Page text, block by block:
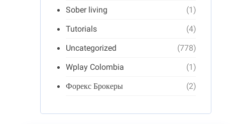
Sober living
(1)
Tutorials
(4)
Uncategorized
(778)
Wplay Colombia
(1)
Форекс Брокеры
(2)